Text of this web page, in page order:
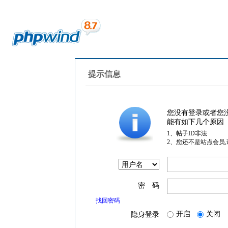
提示信息
您没有登录或者您
能有如下几个原因
1、帖子ID非法
2、您还不是站点会员
密 码
找回密码
隐身登录 开启 关闭